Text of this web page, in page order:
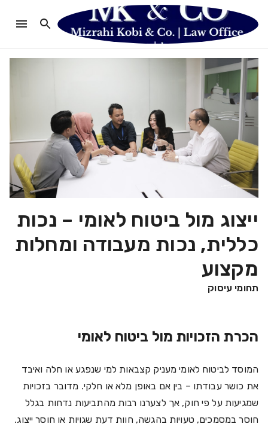
ייצוג מול ביטוח לאומי – נכות
כללית, נכות מעבודה ומחלות
מקצוע
תחומי עיסוק
הכרת הזכויות מול ביטוח לאומי
המוסד לביטוח לאומי מעניק קצבאות למי שנפגע או חלה ואיבד
את כושר עבודתו – בין אם באופן מלא או חלקי. מדובר בזכויות
שמגיעות על פי חוק, אך לצערנו רבות מהתביעות נדחות בגלל
חוסר במסמכים, טעויות בהגשה, חוות דעת שגויות או חוסר ייצוג.